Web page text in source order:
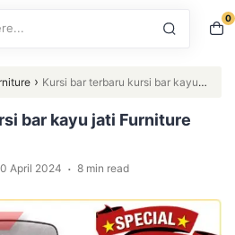
0
› Kursi bar terbaru kursi bar kayu
bar kayu jati Furniture
April 2024 . 8 min read